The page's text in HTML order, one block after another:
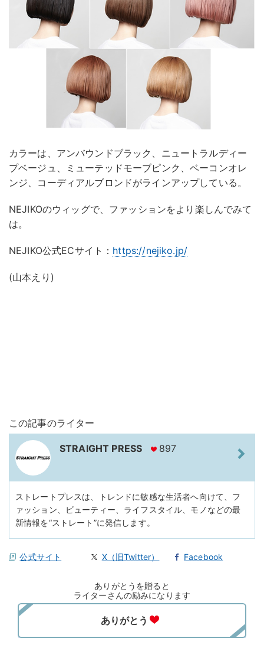
カラーは、アンバウンドブラック、ニュートラルディー
プベージュ、ミューテッドモーブピンク、ベーコンオレ
ンジ、コーディアルブロンドがラインアップしている。
NEJIKOのウィッグで、ファッションをより楽しんでみて
は。
NEJIKO公式ECサイト： https://nejiko.jp/
(山本えり)
この記事のライター
STRAIGHT PRESS 897
ストレートプレスは、トレンドに敏感な生活者へ向けて、フ
ァッション、ビューティー、ライフスタイル、モノなどの最
新情報を“ストレート”に発信します。
公式サイト X（旧Twitter） Facebook
ありがとうを贈ると
ライターさんの励みになります